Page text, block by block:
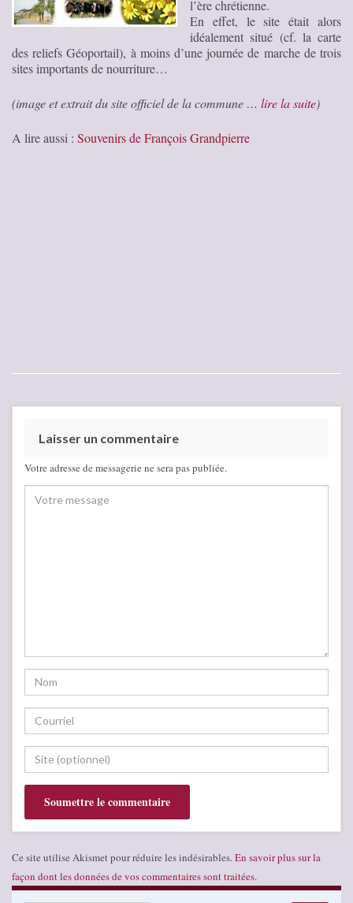
l’ère chrétienne.
En effet, le site était alors
idéalement situé (cf. la carte
des reliefs Géoportail), à moins d’une journée de marche de trois
sites importants de nourriture…
(image et extrait du site officiel de la commune … lire la suite)
A lire aussi : Souvenirs de François Grandpierre
Laisser un commentaire
Votre adresse de messagerie ne sera pas publiée.
Ce site utilise Akismet pour réduire les indésirables. En savoir plus sur la
façon dont les données de vos commentaires sont traitées.